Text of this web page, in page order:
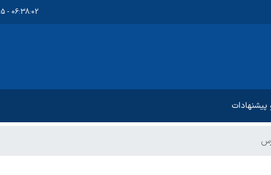
06:38:02 - 15 مرداد 1405
پیشنهادات